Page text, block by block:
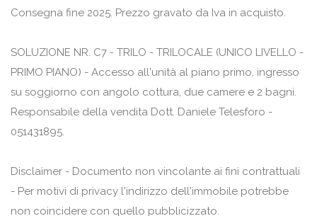
Consegna fine 2025. Prezzo gravato da Iva in acquisto.
SOLUZIONE NR. C7 - TRILO - TRILOCALE (UNICO LIVELLO -
PRIMO PIANO) - Accesso all'unità al piano primo, ingresso
su soggiorno con angolo cottura, due camere e 2 bagni.
Responsabile della vendita Dott. Daniele Telesforo -
051431895.
Disclaimer - Documento non vincolante ai fini contrattuali
- Per motivi di privacy l'indirizzo dell'immobile potrebbe
non coincidere con quello pubblicizzato.